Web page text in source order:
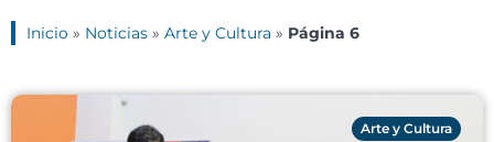
Inicio » Noticias » Arte y Cultura » Página 6
Arte y Cultura